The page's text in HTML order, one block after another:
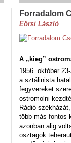
Forradalom
Eörsi László
A „kieg”
1956. október
a sztálinista
fegyvereket
ostromolni
Rádió
több más fontos
azonban alig
osztagok